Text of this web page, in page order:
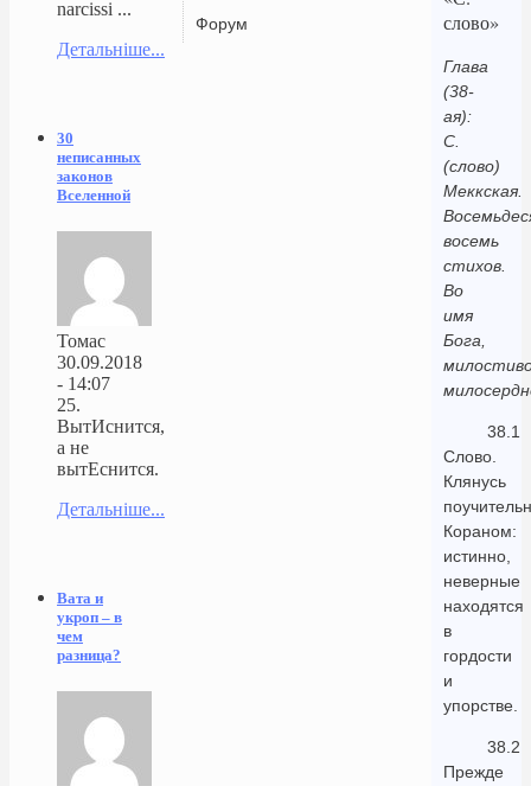
Форум
слово»
Глава
(38-
ая):
С.
(слово)
Меккская.
восемь
стихов.
Во
имя
Бога,
38.1
Слово.
Клянусь
Кораном:
истинно,
неверные
находятся
в
гордости
и
упорстве.
38.2
Прежде
narcissi ...
Детальніше...
30
неписанных
законов
Вселенной
Томас
30.09.2018
- 14:07
25.
ВытИснится,
а не
вытЕснится.
Детальніше...
Вата и
укроп – в
чем
разница?